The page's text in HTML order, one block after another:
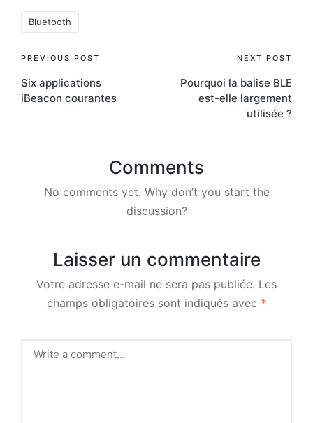
Bluetooth
Post
navigation
PREVIOUS POST
Six applications
iBeacon courantes
NEXT POST
Pourquoi la balise BLE
est-elle largement
utilisée ?
Comments
No comments yet. Why don’t you start the
discussion?
Laisser un commentaire
Votre adresse e-mail ne sera pas publiée. Les
champs obligatoires sont indiqués avec *